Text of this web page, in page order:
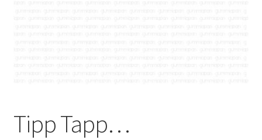
Tipp Tapp…